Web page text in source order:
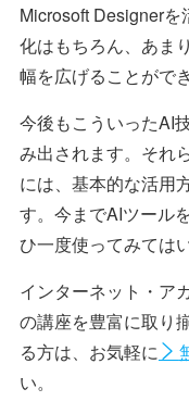
Microsoft Designer
化はもちろん、あま
幅を広げることがで
今後もこういったAI
み出されます。それ
には、基本的な活用
す。今までAIツール
ひ一度使ってみては
インターネット・ア
の講座を豊富に取り
る方は、お気軽に
い。